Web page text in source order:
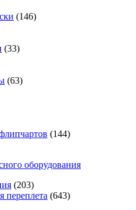
(146)
(33)
(63)
(144)
оборудования
(203)
переплета (643)